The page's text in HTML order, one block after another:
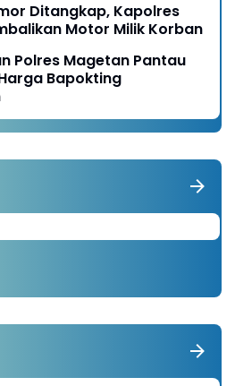
Ditangkap, Kapolres
Motor Milik Korban
Polres Magetan Pantau
Bapokting